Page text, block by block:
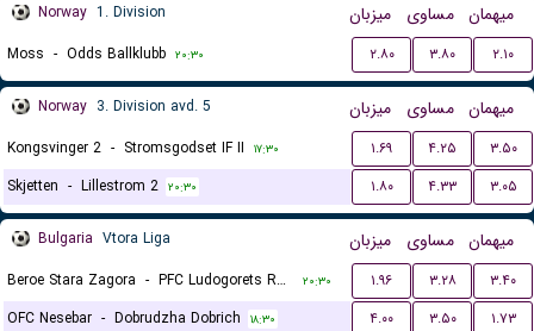
Norway 1. Division میزبان مساوی میهمان
Moss - Odds Ballklubb ۲۰:۳۰ ۲.۸۰ ۳.۸۰ ۲.۱۰
Norway 3. Division avd. 5 میزبان مساوی میهمان
Kongsvinger 2 - Stromsgodset IF II ۱۷:۳۰ ۱.۶۹ ۴.۲۵
۳.۵۰
Skjetten - Lillestrom 2 ۲۰:۳۰ ۱.۸۰ ۴.۳۳ ۳.۰۵
Bulgaria Vtora Liga میزبان مساوی میهمان
Beroe Stara Zagora - PFC Ludogorets Razgrad II ۲۰:۳۰ ۱.۹۶ ۳.۲۸
۳.۴۰
OFC Nesebar - Dobrudzha Dobrich ۱۸:۳۰ ۴.۰۰ ۳.۵۰ ۱.۷۳